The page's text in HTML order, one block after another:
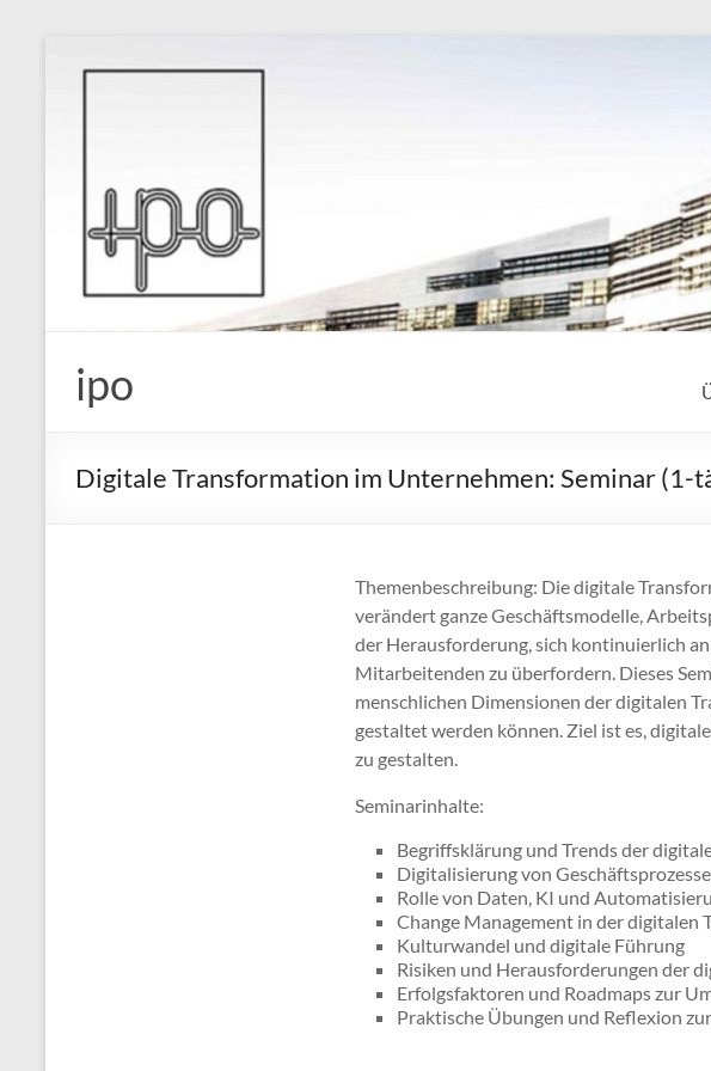
ipo
Digitale Transformation im Unternehmen: Seminar (1-
Themenbeschreibung: Die digitale
verändert ganze Geschäftsmodelle,
der Herausforderung, sich kontinuierlich
Mitarbeitenden zu überfordern. Dieses
menschlichen Dimensionen der digitalen
gestaltet werden können. Ziel ist es,
zu gestalten.
Seminarinhalte:
Begriffsklärung und Trends der
Digitalisierung von
Rolle von Daten, KI und
Change Management in der digitalen
Kulturwandel und digitale Führung
Risiken und Herausforderungen der
Erfolgsfaktoren und Roadmaps zur
Praktische Übungen und Reflexion